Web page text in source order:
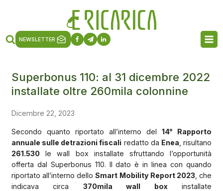
NEWSLETTER
Superbonus 110: al 31 dicembre 2022
installate oltre 260mila colonnine
Dicembre 22, 2023
Secondo quanto riportato all’interno del14° Rapporto
annuale sulle detrazioni fiscali redatto da Enea , risultano
261.530le wall box installate sfruttando l’opportunità
offerta dal Superbonus 110. Il dato è in linea con quando
riportato all’interno delloSmart Mobility Report 2023 , che
indicava circa 370mila wall boxinstallate